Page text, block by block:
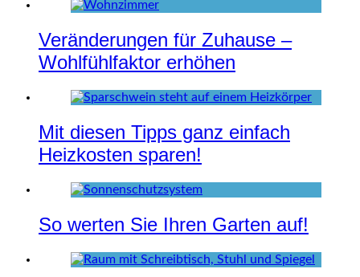
Veränderungen für Zuhause –
Wohlfühlfaktor erhöhen
Mit diesen Tipps ganz einfach
Heizkosten sparen!
So werten Sie Ihren Garten auf!